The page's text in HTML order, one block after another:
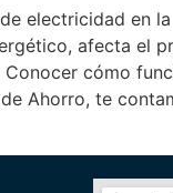
electricidad en
afecta el
cómo
Ahorro, te